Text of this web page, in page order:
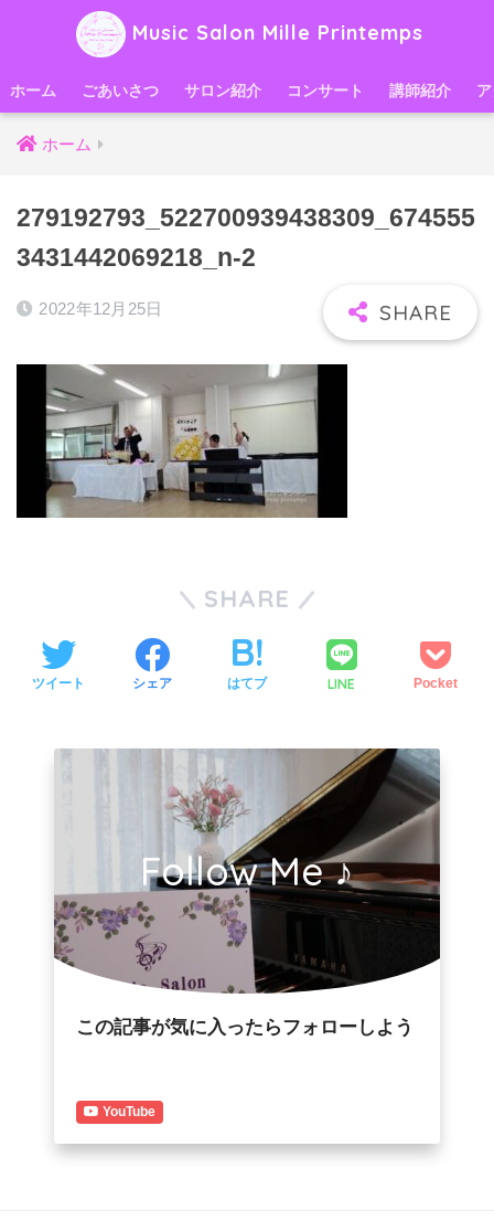
Music Salon Mille Printemps
ホーム ごあいさつ サロン紹介 コンサート 講師紹介
ホーム
279192793_522700939438309_674555
3431442069218_n-2
2022年12月25日
SHARE
ツイート シェア はてブ LINE Pocket
Follow Me ♪
この記事が気に入ったらフォローしよう
YouTube